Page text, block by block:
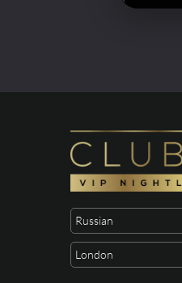
Russian
London